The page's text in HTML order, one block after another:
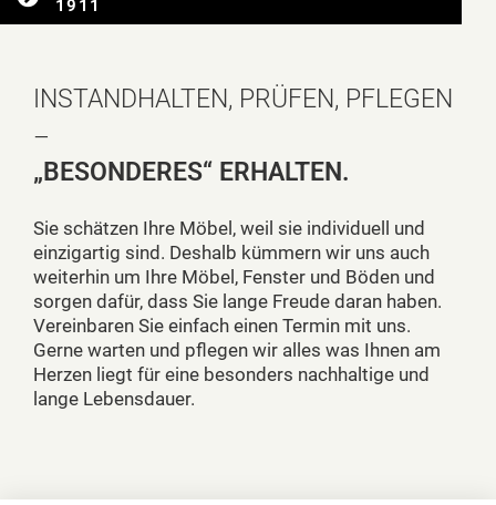
INSTANDHALTEN, PRÜFEN, PFLEGEN
–
„BESONDERES“ ERHALTEN.
Sie schätzen Ihre Möbel, weil sie individuell und
einzigartig sind. Deshalb kümmern wir uns auch
weiterhin um Ihre Möbel, Fenster und Böden und
sorgen dafür, dass Sie lange Freude daran haben.
Vereinbaren Sie einfach einen Termin mit uns.
Gerne warten und pflegen wir alles was Ihnen am
Herzen liegt für eine besonders nachhaltige und
lange Lebensdauer.